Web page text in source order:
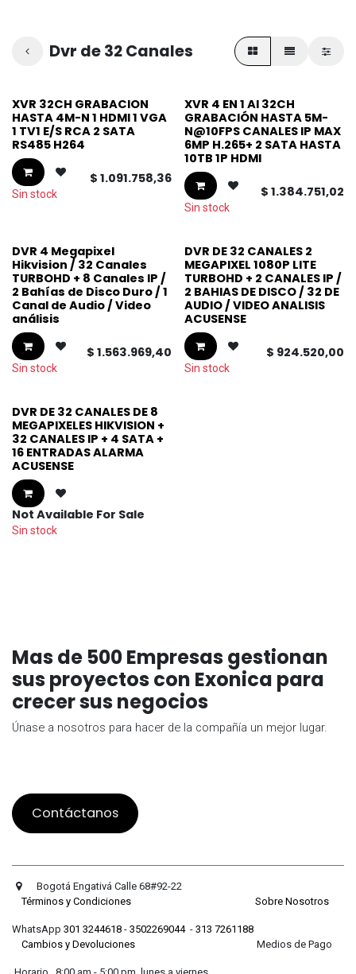
Dvr de 32 Canales
XVR 32CH GRABACION
HASTA 4M-N 1 HDMI 1 VGA
1 TV1 E/S RCA 2 SATA
RS485 H264
$ 1.091.758,36
Sin stock
XVR 4 EN 1 AI 32CH
GRABACIÓN HASTA 5M-
N@10FPS CANALES IP MAX
6MP H.265+ 2 SATA HASTA
10TB 1P HDMI
$ 1.384.751,02
Sin stock
DVR 4 Megapixel
Hikvision / 32 Canales
TURBOHD + 8 Canales IP /
2 Bahías de Disco Duro / 1
Canal de Audio / Video
análisis
$ 1.563.969,40
Sin stock
DVR DE 32 CANALES 2
MEGAPIXEL 1080P LITE
TURBOHD + 2 CANALES IP /
2 BAHIAS DE DISCO / 32 DE
AUDIO / VIDEO ANALISIS
ACUSENSE
$ 924.520,00
Sin stock
DVR DE 32 CANALES DE 8
MEGAPIXELES HIKVISION +
32 CANALES IP + 4 SATA +
16 ENTRADAS ALARMA
ACUSENSE
Not Available For Sale
Sin stock
Mas de 500 Empresas gestionan
sus proyectos con Exonica para
crecer sus negocios
Únase a nosotros para hacer de la compañía un mejor lugar.
Contáctanos
Bogotá Engativá Calle 68#92-22
Términos y Condiciones
Sobre Nosotros
WhatsApp 301 3244618 - 3502269044- 313 7261188
Cambios y Devoluciones Medios de Pago